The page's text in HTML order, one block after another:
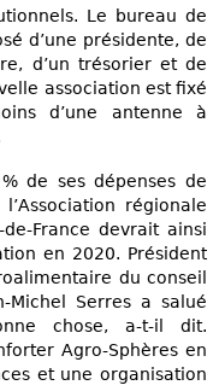
Le bureau de
d’une présidente, de
d’un trésorier et de
association est fixé
d’une antenne à
de ses dépenses de
régionale
France devrait ainsi
en 2020. Président
du conseil
Michel Serres a salué
chose, a-t-il dit.
Agro-Sphères en
et une organisation